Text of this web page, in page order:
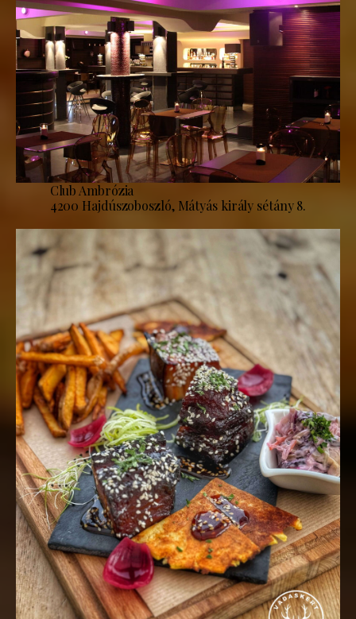
Club Ambrózia
4200 Hajdúszoboszló, Mátyás király sétány 8.